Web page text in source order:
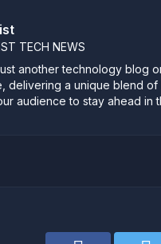
TECH NEWS
another technology blog
delivering a unique blend
audience to stay ahead in